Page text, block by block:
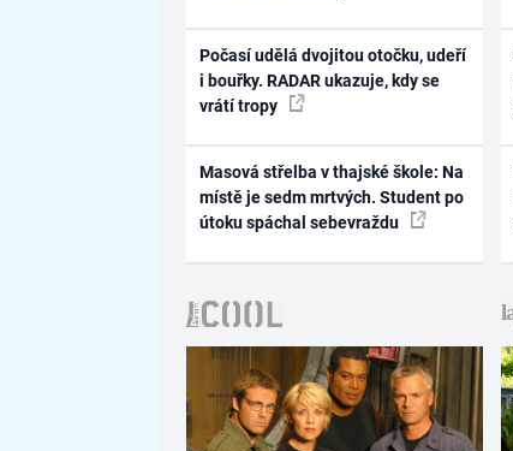
Počasí udělá dvojitou otočku, udeří
i bouřky. RADAR ukazuje, kdy se
vrátí tropy
Masová střelba v thajské škole: Na
místě je sedm mrtvých. Student po
útoku spáchal sebevraždu